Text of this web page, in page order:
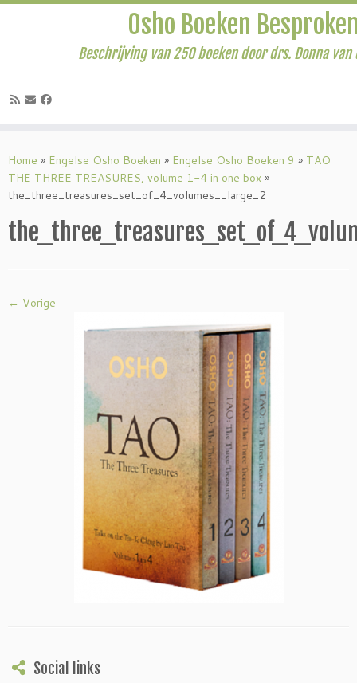
naar
inhoud
Osho Boeken
Beschrijving van 250 boeken door drs. Donna van
Home » Engelse Osho Boeken » Engelse Osho Boeken 9 » TAO
THE THREE TREASURES, volume 1-4 in one box »
the_three_treasures_set_of_4_volumes__large_2
← Vorige
Social links